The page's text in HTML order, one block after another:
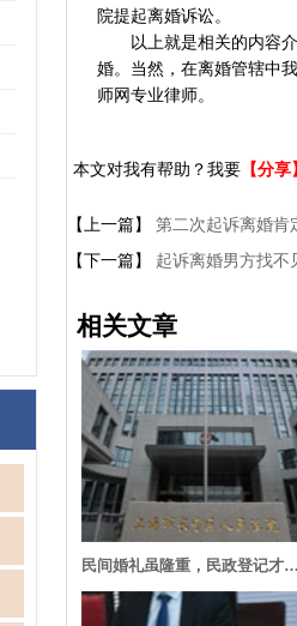
院提起离婚诉讼。
以上就是相关的内容
婚。当然，在离婚管辖中
师网专业律师。
本文对我有帮助？我要 【分享】
【上一篇】
第二次起诉离婚肯
【下一篇】
起诉离婚男方找不
相关文章
民间婚礼虽隆重，民政登记才有效